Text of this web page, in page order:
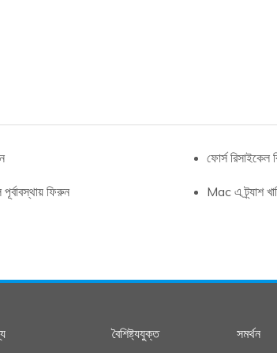
ফোর্স রিসাইকেল
ফিরুন Mac এ ট্র্যাশ
বৈশিষ্ট্যযুক্ত সমর্থন